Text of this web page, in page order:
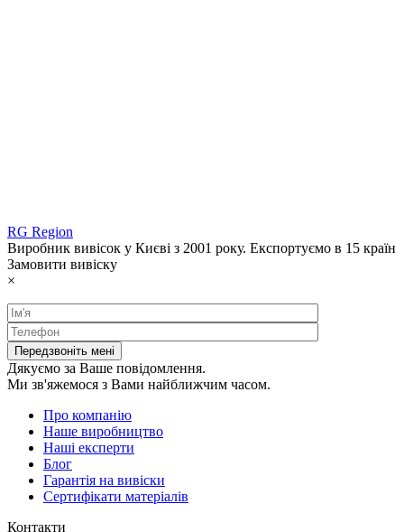
RG Region
Виробник вивісок у Києві з 2001 року. Експортуємо в 15 країн
Замовити вивіску
×
Дякуємо за Ваше повідомлення.
Ми зв'яжемося з Вами найближчим часом.
Про компанію
Наше виробництво
Наші експерти
Блог
Гарантія на вивіски
Сертифікати матеріалів
Контакти